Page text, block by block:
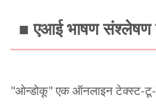
■ एआई भाषण
"ओन्डोकू" एक ऑनलाइन टेक्स्ट-टू-